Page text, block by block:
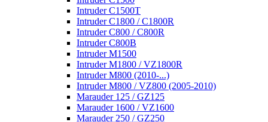
Intruder C1500T
Intruder C1800 / C1800R
Intruder C800 / C800R
Intruder C800B
Intruder M1500
Intruder M1800 / VZ1800R
Intruder M800 (2010-...)
Intruder M800 / VZ800 (2005-2010)
Marauder 125 / GZ125
Marauder 1600 / VZ1600
Marauder 250 / GZ250